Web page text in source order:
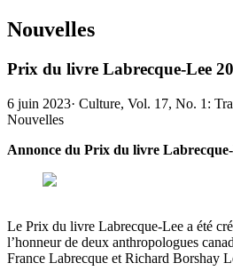
Nouvelles
Prix du livre Labrecque-Lee
6 juin 2023· Culture, Vol. 17, No. 1:
Nouvelles
Annonce du Prix du livre
Le Prix du livre Labrecque-Lee a été
l’honneur de deux anthropologues
France Labrecque et Richard Borshay